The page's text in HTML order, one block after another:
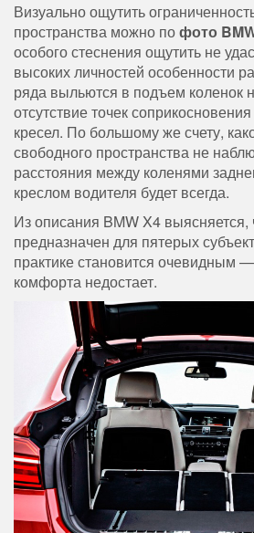
Визуально ощутить
пространства можно пофото
особого стеснения ощутить не
высоких личностей особенности
ряда выльются в подъем коленок
отсутствие точек
кресел. По большому же счету,
свободного пространства не
расстояния между коленями
креслом водителя будет всегда.
Из описания BMW X4 выясняется,
предназначен для пятерых
практике становится очевидным
комфорта недостает.